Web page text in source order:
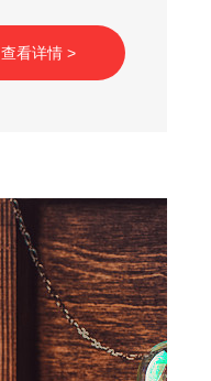
查看详情 >